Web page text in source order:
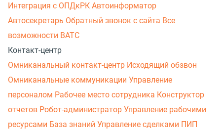
Интеграция с ОПДкРК Автоинформатор
Автосекретарь Обратный звонок с сайта Все
возможности ВАТС
Контакт-центр
Омниканальный контакт-центр Исходящий обзвон
Омниканальные коммуникации Управление
персоналом Рабочее место сотрудника Конструктор
отчетов Робот-администратор Управление рабочими
ресурсами База знаний Управление сделками ПИП